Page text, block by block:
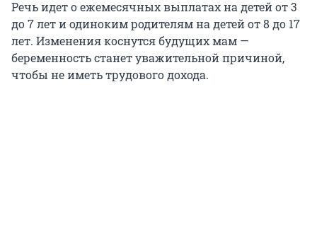
Речь идет о ежемесячных выплатах на детей от 3
до 7 лет и одиноким родителям на детей от 8 до 17
лет. Изменения коснутся будущих мам —
беременность станет уважительной причиной,
чтобы не иметь трудового дохода.